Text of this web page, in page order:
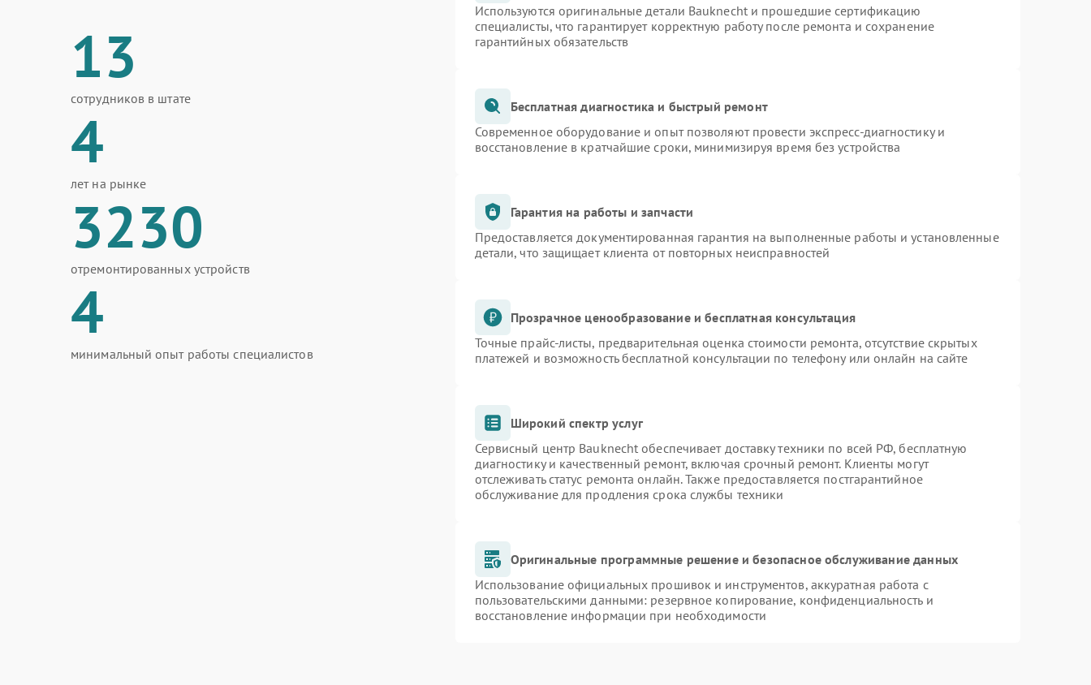
13
сотрудников в штате
4
лет на рынке
3230
отремонтированных устройств
4
минимальный опыт работы специалистов
Используются оригинальные детали Bauknecht и прошедшие сертификацию
специалисты, что гарантирует корректную работу после ремонта и сохранение
гарантийных обязательств
Бесплатная диагностика и быстрый ремонт
Современное оборудование и опыт позволяют провести экспресс-диагностику и
восстановление в кратчайшие сроки, минимизируя время без устройства
Гарантия на работы и запчасти
Предоставляется документированная гарантия на выполненные работы и установленные
детали, что защищает клиента от повторных неисправностей
Прозрачное ценообразование и бесплатная консультация
Точные прайс-листы, предварительная оценка стоимости ремонта, отсутствие скрытых
платежей и возможность бесплатной консультации по телефону или онлайн на сайте
Широкий спектр услуг
Сервисный центр Bauknecht обеспечивает доставку техники по всей РФ, бесплатную
диагностику и качественный ремонт, включая срочный ремонт. Клиенты могут
отслеживать статус ремонта онлайн. Также предоставляется постгарантийное
обслуживание для продления срока службы техники
Оригинальные программные решение и безопасное обслуживание данных
Использование официальных прошивок и инструментов, аккуратная работа с
пользовательскими данными: резервное копирование, конфиденциальность и
восстановление информации при необходимости